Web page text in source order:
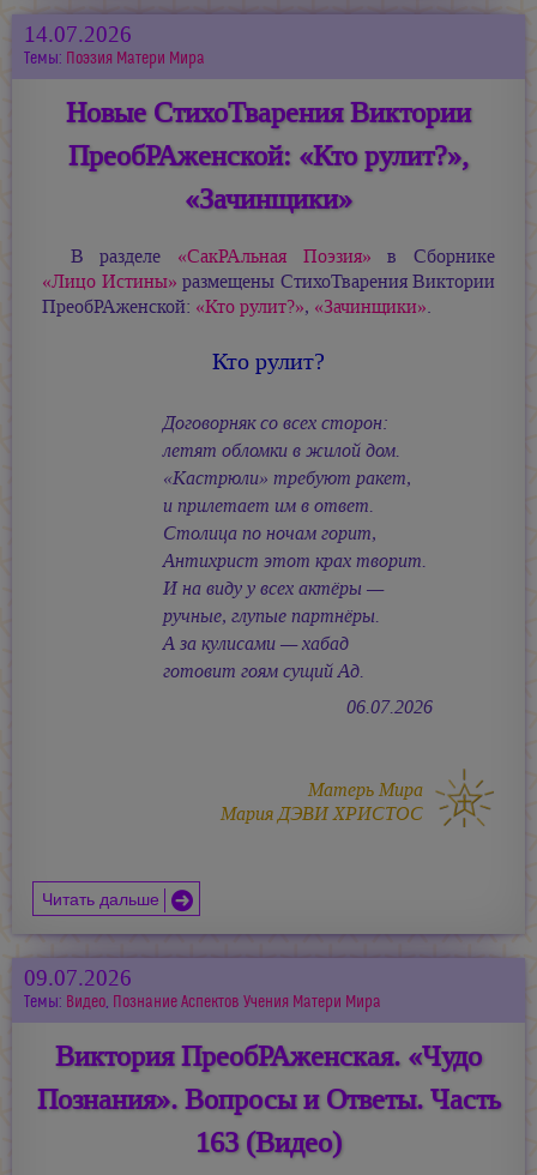
14.07.2026
Темы: Поэзия Матери Мира
Новые СтихоТварения Виктории
ПреобРАженской: «Кто рулит?»,
«Зачинщики»
В разделе «СакРАльная Поэзия» в Сборнике
«Лицо Истины» размещены СтихоТварения Виктории
ПреобРАженской: «Кто рулит?», «Зачинщики».
Кто рулит?
Договорняк со всех сторон:
летят обломки в жилой дом.
«Кастрюли» требуют ракет,
и прилетает им в ответ.
Столица по ночам горит,
Антихрист этот крах творит.
И на виду у всех актёры —
ручные, глупые партнёры.
А за кулисами — хабад
готовит гоям сущий Ад.
06.07.2026
Матерь Мира
Мария ДЭВИ ХРИСТОС
Читать дальше
09.07.2026
Темы: Видео, Познание Аспектов Учения Матери Мира
Виктория ПреобРАженская. «Чудо
Познания». Вопросы и Ответы. Часть
163 (Видео)